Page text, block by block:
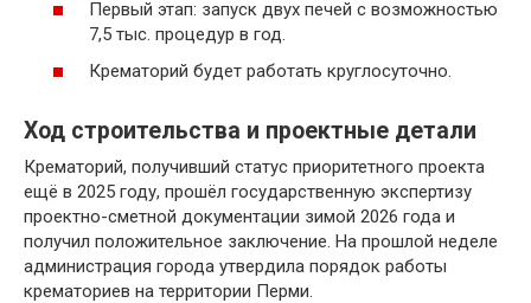
Первый этап: запуск двух печей с возможностью
7,5 тыс. процедур в год.
Крематорий будет работать круглосуточно.
Ход строительства и проектные детали
Крематорий, получивший статус приоритетного проекта
ещё в 2025 году, прошёл государственную экспертизу
проектно-сметной документации зимой 2026 года и
получил положительное заключение. На прошлой неделе
администрация города утвердила порядок работы
крематориев на территории Перми.